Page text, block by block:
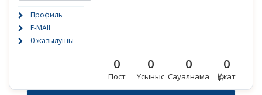
Профиль
E-MAIL
0 жазылушы
0
Пост
0
Ұсыныс
0
Сауалнама
0
Құжат